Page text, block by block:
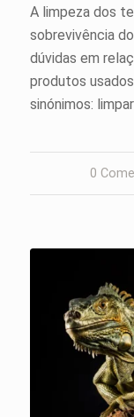
A limpeza dos
sobrevivência
dúvidas em
produtos
sinónimos:
0 /